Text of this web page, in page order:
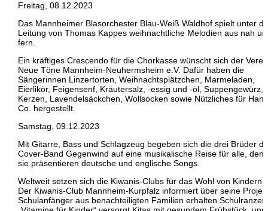
Freitag, 08.12.2023
Das Mannheimer Blasorchester Blau-Weiß Waldhof spielt unter
Leitung von Thomas Kappes weihnachtliche Melodien aus nah
fern.
Ein kräftiges Crescendo für die Chorkasse wünscht sich der
Neue Töne Mannheim-Neuhermsheim e.V. Dafür haben die
Sängerinnen Linzertorten, Weihnachtsplätzchen, Marmeladen,
Eierlikör, Feigensenf, Kräutersalz, -essig und -öl, Suppengewürz,
Kerzen, Lavendelsäckchen, Wollsocken sowie Nützliches für
Co. hergestellt.
Samstag, 09.12.2023
Mit Gitarre, Bass und Schlagzeug begeben sich die drei Brüder
Cover-Band Gegenwind auf eine musikalische Reise für alle, denn
sie präsentieren deutsche und englische Songs.
Weltweit setzen sich die Kiwanis-Clubs für das Wohl von Kindern
Der Kiwanis-Club Mannheim-Kurpfalz informiert über seine
Schulanfänger aus benachteiligten Familien erhalten